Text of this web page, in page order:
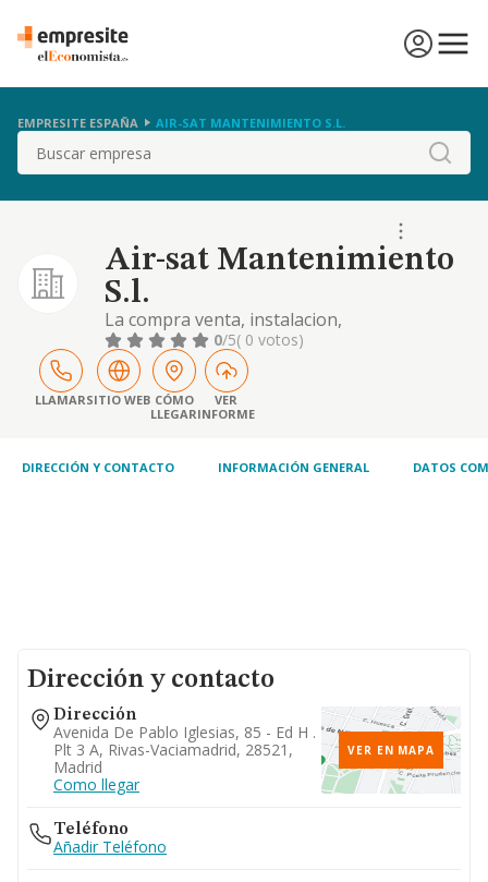
EMPRESITE ESPAÑA AIR-SAT MANTENIMIENTO S.L.
Buscar
Air-sat Mantenimiento
S.l.
La compra venta, instalacion,
mantenimiento y reparacion de todo tipo de
equipos de climatizacion
0/5( 0 votos)
LLAMARSITIO WEB CÓMO
LLEGAR
VER
INFORME
DIRECCIÓN Y CONTACTO INFORMACIÓN GENERAL DATOS
Dirección y contacto
Dirección
Avenida De Pablo Iglesias, 85 - Ed H .
Plt 3 A, Rivas-Vaciamadrid, 28521,
Madrid
Como llegar
VER EN MAPA
Teléfono
Añadir Teléfono